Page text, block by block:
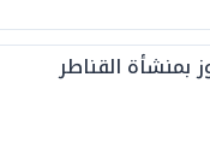
القناطر